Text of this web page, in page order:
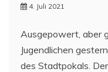
4. Juli 2021
Ausgepowert, aber
Jugendlichen
des Stadtpokals.